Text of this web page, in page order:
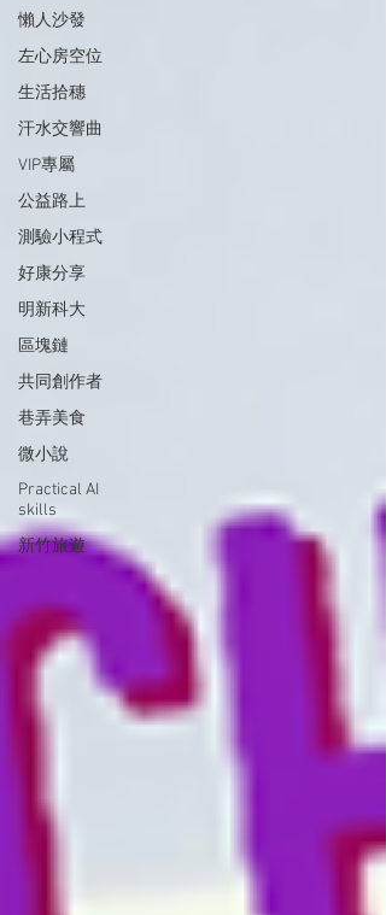
懶人沙發
左心房空位
生活拾穗
汗水交響曲
VIP專屬
公益路上
測驗小程式
好康分享
明新科大
區塊鏈
共同創作者
巷弄美食
微小說
Practical AI
skills
新竹旅遊